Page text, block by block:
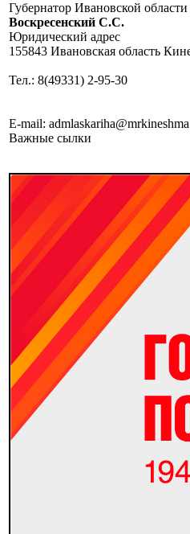
Губернатор Ивановской области
Воскресенский C.C.
Юридический адрес
155843 Ивановская область
Тел.: 8(49331) 2-95-30
E-mail:
Важные сылки